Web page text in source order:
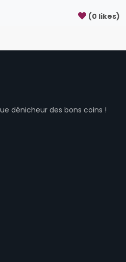
(0 likes)
dénicheur des bons coins !